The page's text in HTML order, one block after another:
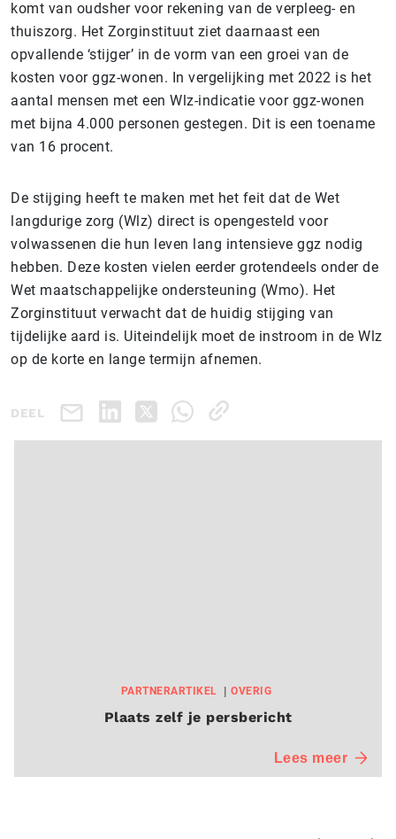
komt van oudsher voor rekening van de verpleeg- en
thuiszorg. Het Zorginstituut ziet daarnaast een
opvallende ‘stijger’ in de vorm van een groei van de
kosten voor ggz-wonen. In vergelijking met 2022 is het
aantal mensen met een Wlz-indicatie voor ggz-wonen
met bijna 4.000 personen gestegen. Dit is een toename
van 16 procent.
De stijging heeft te maken met het feit dat de Wet
langdurige zorg (Wlz) direct is opengesteld voor
volwassenen die hun leven lang intensieve ggz nodig
hebben. Deze kosten vielen eerder grotendeels onder de
Wet maatschappelijke ondersteuning (Wmo). Het
Zorginstituut verwacht dat de huidig stijging van
tijdelijke aard is. Uiteindelijk moet de instroom in de Wlz
op de korte en lange termijn afnemen.
DEEL
PARTNERARTIKEL OVERIG
Plaats zelf je persbericht
Lees meer